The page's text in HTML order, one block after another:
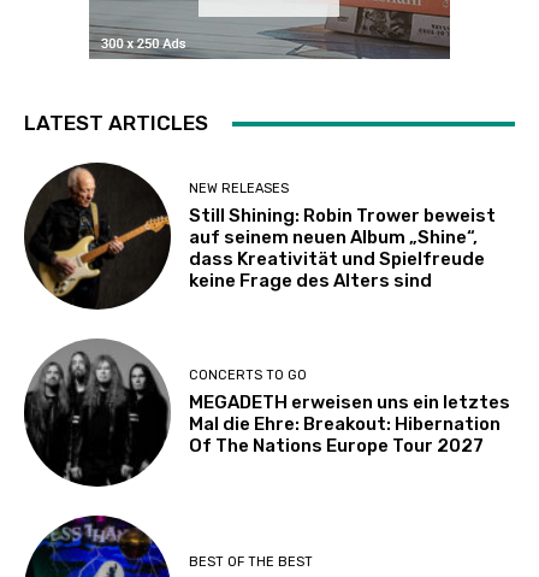
LATEST ARTICLES
NEW RELEASES
Still Shining: Robin Trower beweist
auf seinem neuen Album „Shine“,
dass Kreativität und Spielfreude
keine Frage des Alters sind
CONCERTS TO GO
MEGADETH erweisen uns ein letztes
Mal die Ehre: Breakout: Hibernation
Of The Nations Europe Tour 2027
BEST OF THE BEST